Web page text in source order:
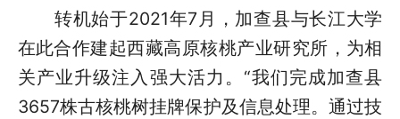
转机始于2021年7月，加查县与长江大学
在此合作建起西藏高原核桃产业研究所，为相
关产业升级注入强大活力。“我们完成加查县
3657株古核桃树挂牌保护及信息处理。通过技